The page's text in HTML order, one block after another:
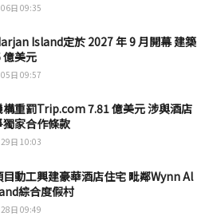
日 09:35
Island定於 2027 年 9 月開幕 建築
億美元
日 09:57
構重罰Trip.com 7.81 億美元 涉與酒店
家合作條款
日 10:03
動工興建豪華酒店住宅 毗鄰Wynn Al
綜合度假村
日 09:49